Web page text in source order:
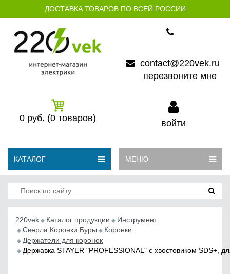
ДОСТАВКА ТОВАРОВ ПО ВСЕЙ РОССИИ
contact@220vek.ru
перезвоните мне
0 руб. (0 товаров) войти
КАТАЛОГ МЕНЮ
220vek Каталог продукции
Инструмент
Сверла Коронки Буры
Коронки
Держатели для коронок
Державка STAYER "PROFESSIONAL" с хвостовиком SDS+,